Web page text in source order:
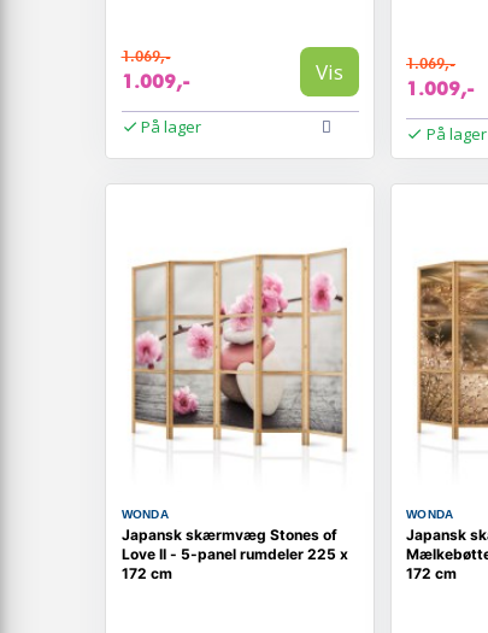
1.069,-
1.009,- Vis
På lager
1.069,-
1.009,-
På lager
WONDA
Japansk skærmvæg Stones of
Love II - 5-panel rumdeler 225 x
172 cm
WONDA
Japansk
172 cm